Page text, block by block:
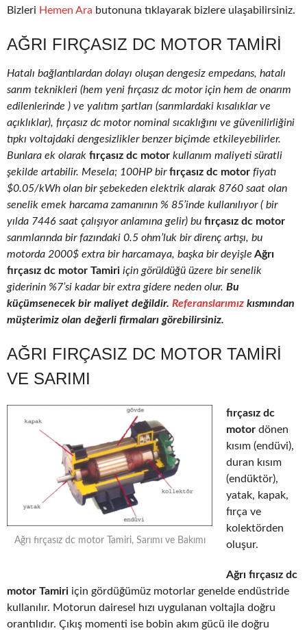
Bizleri Hemen Ara butonuna tıklayarak bizlere ulaşabilirsiniz.
AĞRI FIRÇASIZ DC MOTOR TAMIRI
Hatalı bağlantılardan dolayı oluşan dengesiz empedans, hatalı
sarım teknikleri (hem yeni fırçasız dc motor için hem de onarım
edilenlerinde ) ve yalıtım şartları (sarımlardaki kısalıklar ve
açıklıklar), fırçasız dc motor nominal sıcaklığını ve güvenilirliğini
tıpkı voltajdaki dengesizlikler benzer biçimde etkileyebilirler.
Bunlara ek olarak fırçasız dc motor kullanım maliyeti süratli
şekilde artabilir. Mesela; 100HP birfırçasız dc motor fiyatı
$0.05/kWh olan bir şebekeden elektrik alarak 8760 saat olan
senelik emek harcama zamanının % 85’inde kullanılıyor ( bir
yılda 7446 saat çalışıyor anlamına gelir) bu fırçasız dc motor
sarımlarında bir fazındaki 0.5 ohm’luk bir direnç artışı, bu
motorda 2000$ extra bir harcamaya, başka bir deyişle Ağrı
fırçasız dc motor Tamiri için görüldüğü üzere bir senelik
giderinin %7’si kadar bir extra gidere neden olur. Bu
küçümsenecek bir maliyet değildir. Referanslarımız kısmından
müşterimiz olan değerli firmaları görebilirsiniz.
AĞRI FIRÇASIZ DC MOTOR TAMIRI
VE SARIMI
Ağrı fırçasız dc motor Tamiri, Sarımı ve Bakımı
fırçasız dc
motor dönen
kısım (endüvi),
duran kısım
(endüktör),
yatak, kapak,
fırça ve
kolektörden
oluşur.
Ağrı fırçasız dc
motor Tamiri için gördüğümüz motorlar genelde endüstride
kullanılır. Motorun dairesel hızı uygulanan voltajla doğru
orantılıdır. Çıkış momenti ise bobin akım gücü ile doğru